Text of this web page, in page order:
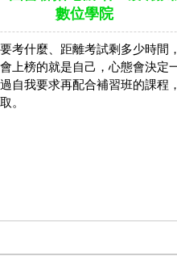
數位學院
考什麼、距離考試剩多少時間
上榜的就是自己，心態會決定
自我要求再配合補習班的課程
。